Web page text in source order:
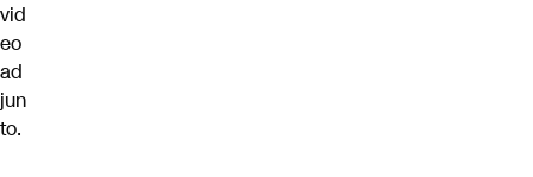
vid
eo
ad
jun
to.